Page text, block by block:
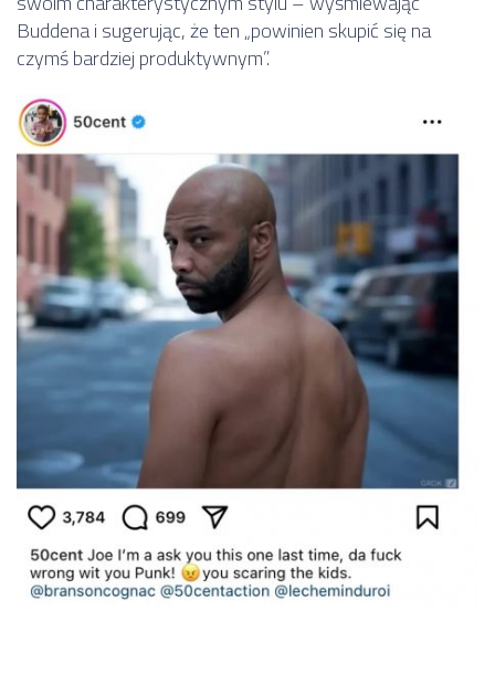
Buddena i sugerując, że ten „powinien skupić się na
czymś bardziej produktywnym”.